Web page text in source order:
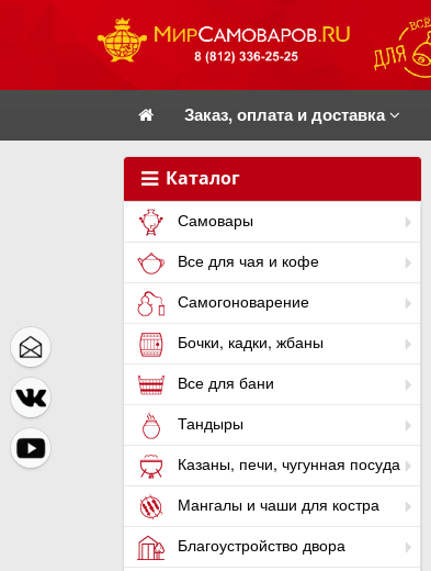
Заказ, оплата и доставка
Каталог
Самовары
Все для чая и кофе
Самогоноварение
Бочки, кадки, жбаны
Все для бани
Тандыры
Казаны, печи, чугунная посуда
Мангалы и чаши для костра
Благоустройство двора